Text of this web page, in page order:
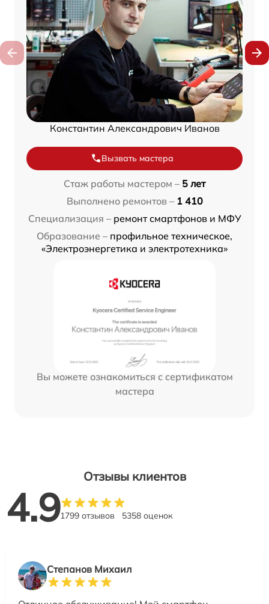
Константин Александрович Иванов
Вызвать мастера
Стаж работы мастером – 5 лет
Выполнено ремонтов – 1 410
Специализация – ремонт смартфонов и МФУ
Образование – профильное техническое,
«Электроэнергетика и электротехника»
Вы можете ознакомиться с сертификатом
мастера
Отзывы клиентов
4.91799 отзывов 5358 оценок
Степанов Михаил